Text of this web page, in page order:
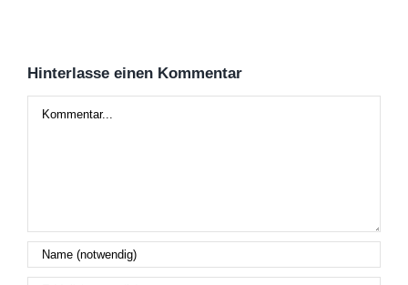
Hinterlasse einen Kommentar